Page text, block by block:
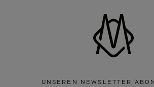
UNSEREN NEWSLETTER